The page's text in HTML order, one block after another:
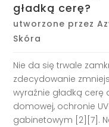
gładką cerę?
utworzone przez
Skóra
Nie da się trwale
zdecydowanie
wyraźnie gładką
domowej, ochronie
gabinetowym [2][7].